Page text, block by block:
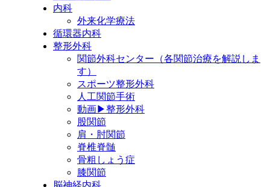
内科
外来化学療法
循環器内科
整形外科
関節外科センター（各関節治療を解説しま
す）
スポーツ整形外科
人工関節手術
動画▶整形外科
股関節
肩・肘関節
脊椎脊髄
骨粗しょう症
膝関節